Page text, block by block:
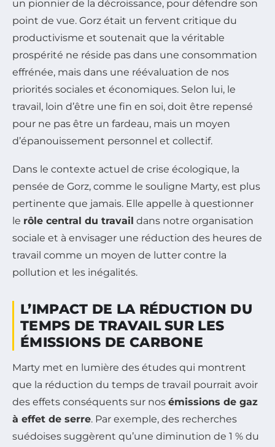
un pionnier de la décroissance, pour défendre son
point de vue. Gorz était un fervent critique du
productivisme et soutenait que la véritable
prospérité ne réside pas dans une consommation
effrénée, mais dans une réévaluation de nos
priorités sociales et économiques. Selon lui, le
travail, loin d’être une fin en soi, doit être repensé
pour ne pas être un fardeau, mais un moyen
d’épanouissement personnel et collectif.
Dans le contexte actuel de crise écologique, la
pensée de Gorz, comme le souligne Marty, est plus
pertinente que jamais. Elle appelle à questionner
le rôle central du travail dans notre organisation
sociale et à envisager une réduction des heures de
travail comme un moyen de lutter contre la
pollution et les inégalités.
L’IMPACT DE LA RÉDUCTION DU
TEMPS DE TRAVAIL SUR LES
ÉMISSIONS DE CARBONE
Marty met en lumière des études qui montrent
que la réduction du temps de travail pourrait avoir
des effets conséquents sur nos émissions de gaz
à effet de serre. Par exemple, des recherches
suédoises suggèrent qu’une diminution de 1 % du